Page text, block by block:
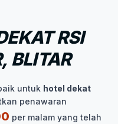
RSI
BLITAR
untuk hotel dekat
penawaran
per malam yang telah